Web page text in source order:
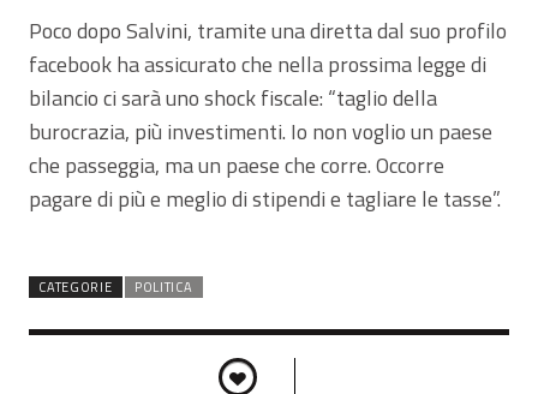
Poco dopo Salvini, tramite una diretta dal suo profilo
facebook ha assicurato che nella prossima legge di
bilancio ci sarà uno shock fiscale: “taglio della
burocrazia, più investimenti. Io non voglio un paese
che passeggia, ma un paese che corre. Occorre
pagare di più e meglio di stipendi e tagliare le tasse”.
CATEGORIE POLITICA